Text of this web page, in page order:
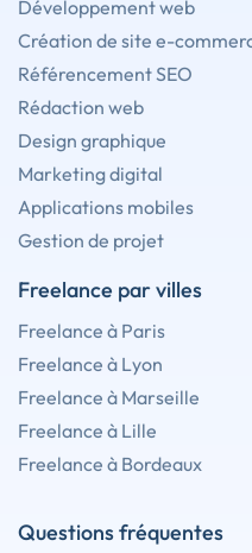
Développement web
Création de site e-
Référencement SEO
Rédaction web
Design graphique
Marketing digital
Applications mobiles
Gestion de projet
Freelance par villes
Freelance à Paris
Freelance à Lyon
Freelance à Marseille
Freelance à Lille
Freelance à Bordeaux
Questions fréquentes